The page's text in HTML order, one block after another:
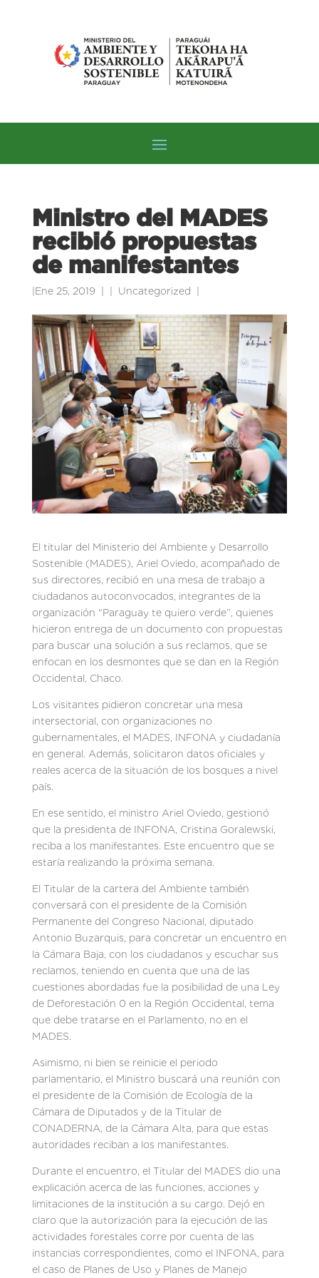
Ministro del MADES
recibió propuestas
de manifestantes
Ene 25, 2019 Uncategorized
El titular del Ministerio del Ambiente y Desarrollo
Sostenible (MADES), Ariel Oviedo, acompañado de
sus directores, recibió en una mesa de trabajo a
ciudadanos autoconvocados, integrantes de la
organización “Paraguay te quiero verde”, quienes
hicieron entrega de un documento con propuestas
para buscar una solución a sus reclamos, que se
enfocan en los desmontes que se dan en la Región
Occidental, Chaco.
Los visitantes pidieron concretar una mesa
intersectorial, con organizaciones no
gubernamentales, el MADES, INFONA y ciudadanía
en general. Además, solicitaron datos oficiales y
reales acerca de la situación de los bosques a nivel
país.
En ese sentido, el ministro Ariel Oviedo, gestionó
que la presidenta de INFONA, Cristina Goralewski,
reciba a los manifestantes. Este encuentro que se
estaría realizando la próxima semana.
El Titular de la cartera del Ambiente también
conversará con el presidente de la Comisión
Permanente del Congreso Nacional, diputado
Antonio Buzarquis, para concretar un encuentro en
la Cámara Baja, con los ciudadanos y escuchar sus
reclamos, teniendo en cuenta que una de las
cuestiones abordadas fue la posibilidad de una Ley
de Deforestación 0 en la Región Occidental, tema
que debe tratarse en el Parlamento, no en el
MADES.
Asimismo, ni bien se reinicie el periodo
parlamentario, el Ministro buscará una reunión con
el presidente de la Comisión de Ecología de la
Cámara de Diputados y de la Titular de
CONADERNA, de la Cámara Alta, para que estas
autoridades reciban a los manifestantes.
Durante el encuentro, el Titular del MADES dio una
explicación acerca de las funciones, acciones y
limitaciones de la institución a su cargo. Dejó en
claro que la autorización para la ejecución de las
actividades forestales corre por cuenta de las
instancias correspondientes, como el INFONA, para
el caso de Planes de Uso y Planes de Manejo